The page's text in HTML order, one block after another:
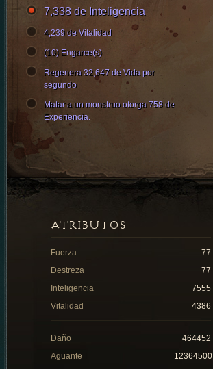
7,338 de Inteligencia
4,239 de Vitalidad
(10) Engarce(s)
Regenera 32,647 de Vida por
segundo
Matar a un monstruo otorga 758 de
Experiencia.
ATRIBUTOS
Fuerza
77
Destreza
77
Inteligencia
7555
Vitalidad
4386
Daño
464452
Aguante
12364500